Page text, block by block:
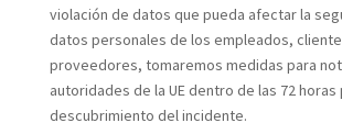
violación de datos que pueda afectar la
datos personales de los empleados,
proveedores, tomaremos medidas para
autoridades de la UE dentro de las 72
descubrimiento del incidente.